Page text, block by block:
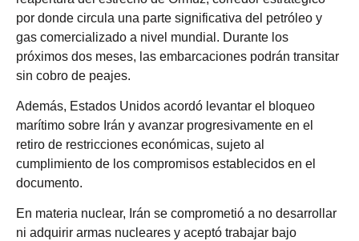
por donde circula una parte significativa del petróleo y
gas comercializado a nivel mundial. Durante los
próximos dos meses, las embarcaciones podrán transitar
sin cobro de peajes.
Además, Estados Unidos acordó levantar el bloqueo
marítimo sobre Irán y avanzar progresivamente en el
retiro de restricciones económicas, sujeto al
cumplimiento de los compromisos establecidos en el
documento.
En materia nuclear, Irán se comprometió a no desarrollar
ni adquirir armas nucleares y aceptó trabajar bajo